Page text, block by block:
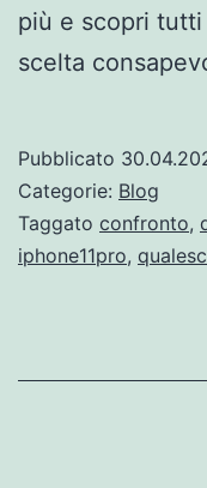
più e scopri
scelta
Pubblicato
Categorie: Blog
Taggato confronto,
iphone11pro,